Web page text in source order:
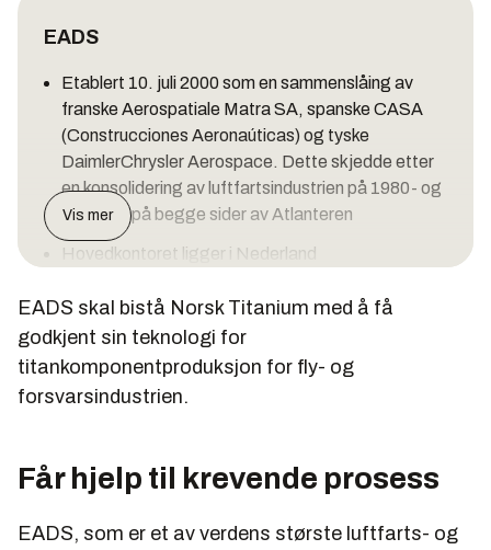
EADS
Etablert 10. juli 2000 som en sammenslåing av
franske Aerospatiale Matra SA, spanske CASA
(Construcciones Aeronaúticas) og tyske
DaimlerChrysler Aerospace. Dette skjedde etter
en konsolidering av luftfartsindustrien på 1980- og
90-tallet på begge sider av Atlanteren
Hovedkontoret ligger i Nederland
Eurocopter, EADS Astrium og EADS Defense &
Security
Omsatte for 42,8 milliarder euro i fjor med et
hovedsak problemer/overskridelser på A400M og
A380
Har rundt 118.000 ansatte
Vis mer
EADS skal bistå Norsk Titanium med å få
godkjent sin teknologi for
titankomponentproduksjon for fly- og
forsvarsindustrien.
Får hjelp til krevende prosess
EADS, som er et av verdens største luftfarts- og